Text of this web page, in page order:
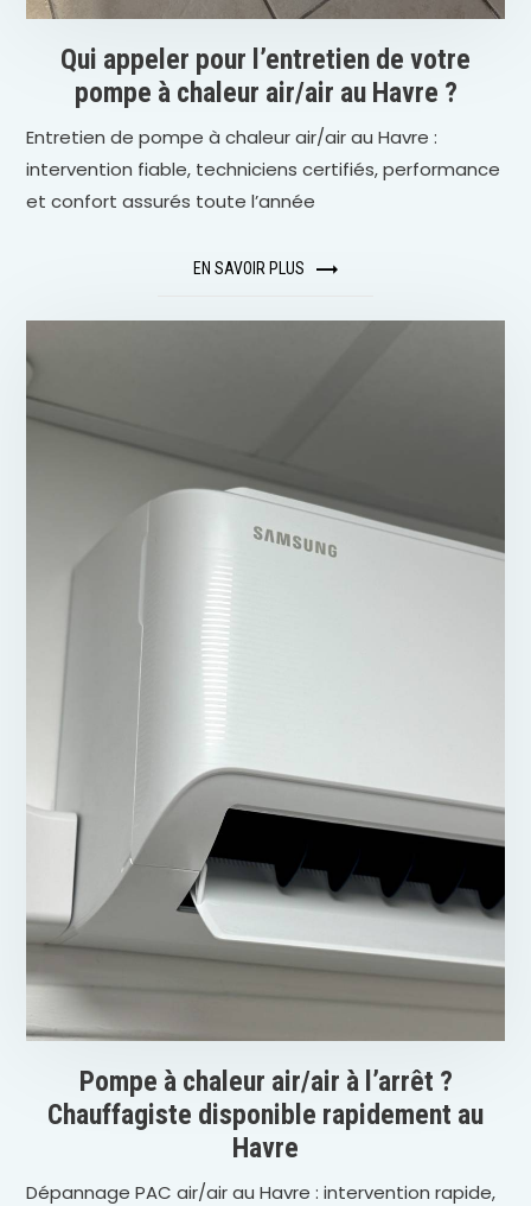
Qui appeler pour l’entretien de votre
pompe à chaleur air/air au Havre ?
Entretien de pompe à chaleur air/air au Havre :
intervention fiable, techniciens certifiés, performance
et confort assurés toute l’année
EN SAVOIR PLUS
Pompe à chaleur air/air à l’arrêt ?
Chauffagiste disponible rapidement au
Havre
Dépannage PAC air/air au Havre : intervention rapide,